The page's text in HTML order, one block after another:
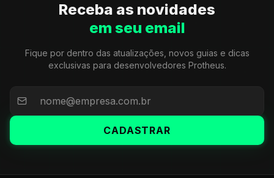
Receba as novidades
em seu email
Fique por dentro das atualizações, novos guias e dicas
exclusivas para desenvolvedores Protheus.
CADASTRAR